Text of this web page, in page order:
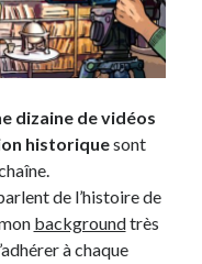
dizaine de vidéos
historiquesont
de l’histoire de
backgroundtrès
à chaque